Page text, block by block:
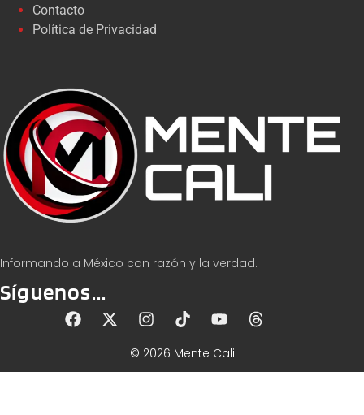
Informando a México con razón y la verdad.
Síguenos...
Contacto
Política de Privacidad
© 2026 Mente Cali